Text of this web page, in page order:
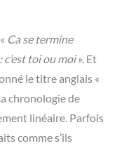
Ca se termine
c’est toi ou moi». Et
le titre anglais «
chronologie de
linéaire. Parfois
comme s’ils